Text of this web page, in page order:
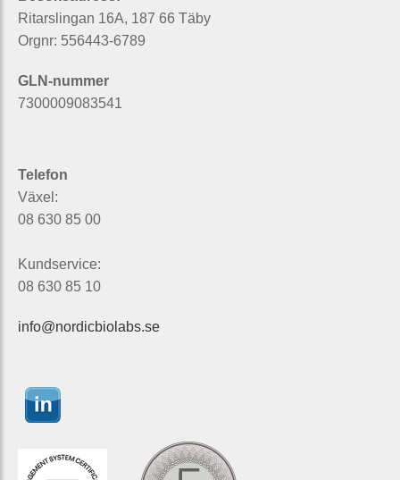
Ritarslingan 16A, 187 66 Täby
Orgnr: 556443-6789
GLN-nummer
7300009083541
Telefon
Växel:
08 630 85 00
Kundservice:
08 630 85 10
info@nordicbiolabs.se